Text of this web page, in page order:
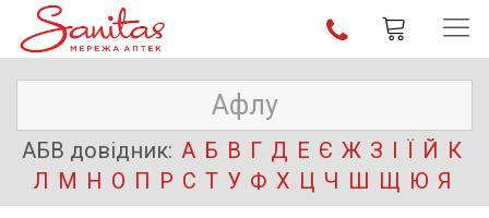
АБВ довідник: А Б В Г Д Е Є Ж З І Ї Й К
Л М Н О П Р С Т У Ф Х Ц Ч Ш Щ Ю Я